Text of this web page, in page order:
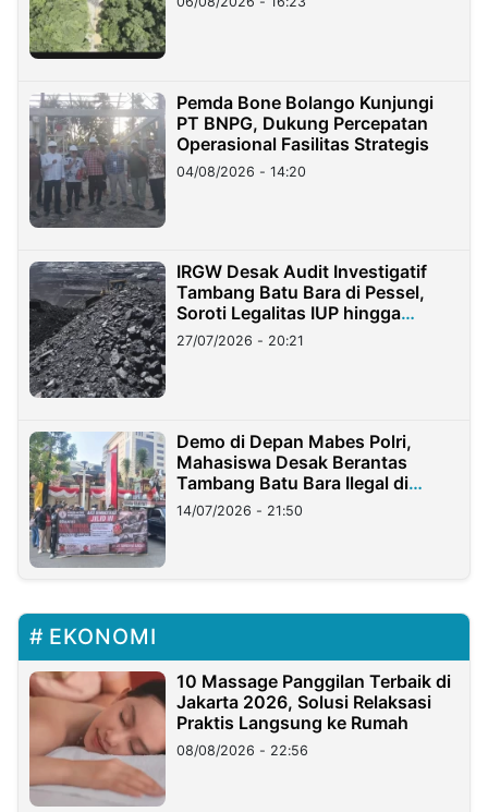
Pemda Bone Bolango Kunjungi
PT BNPG, Dukung Percepatan
Operasional Fasilitas Strategis
04/08/2026 - 14:20
IRGW Desak Audit Investigatif
Tambang Batu Bara di Pessel,
Soroti Legalitas IUP hingga
Stockpile
27/07/2026 - 20:21
Demo di Depan Mabes Polri,
Mahasiswa Desak Berantas
Tambang Batu Bara Ilegal di
Lampung
14/07/2026 - 21:50
EKONOMI
10 Massage Panggilan Terbaik di
Jakarta 2026, Solusi Relaksasi
Praktis Langsung ke Rumah
08/08/2026 - 22:56